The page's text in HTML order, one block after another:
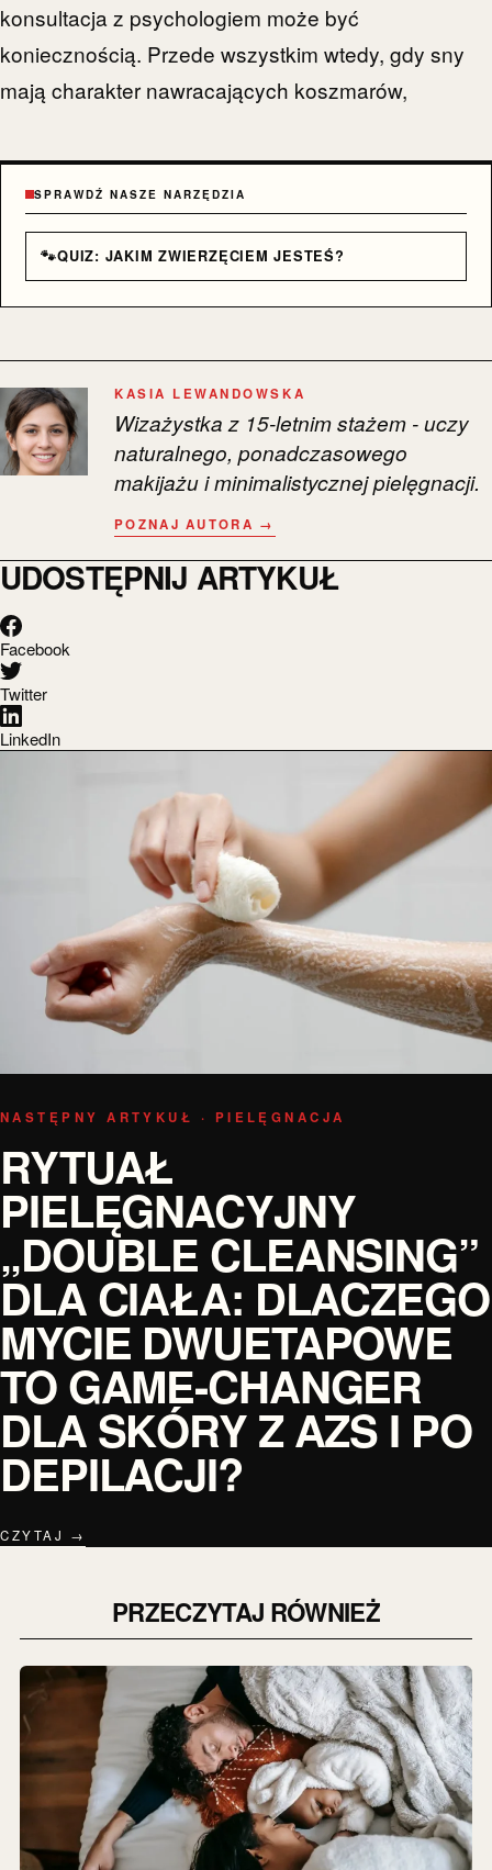
konsultacja z psychologiem może być
koniecznością. Przede wszystkim wtedy, gdy sny
mają charakter nawracających koszmarów,
SPRAWDŹ NASZE NARZĘDZIA
🐾QUIZ: JAKIM ZWIERZĘCIEM JESTEŚ?
KASIA LEWANDOWSKA
Wizażystka z 15-letnim stażem - uczy
naturalnego, ponadczasowego
makijażu i minimalistycznej pielęgnacji.
POZNAJ AUTORA →
UDOSTĘPNIJ ARTYKUŁ
Facebook
Twitter
LinkedIn
NASTĘPNY ARTYKUŁ · PIELĘGNACJA
RYTUAŁ
PIELĘGNACYJNY
„DOUBLE CLEANSING”
DLA CIAŁA: DLACZEGO
MYCIE DWUETAPOWE
TO GAME-CHANGER
DLA SKÓRY Z AZS I PO
DEPILACJI?
CZYTAJ →
PRZECZYTAJ RÓWNIEŻ